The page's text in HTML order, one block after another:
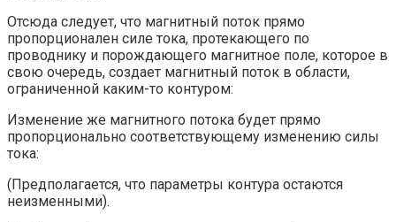
Отсюда следует, что магнитный поток прямо
пропорционален силе тока, протекающего по
проводнику и порождающего магнитное поле, которое в
свою очередь, создает магнитный поток в области,
ограниченной каким-то контуром:
Изменение же магнитного потока будет прямо
пропорционально соответствующему изменению силы
тока:
(Предполагается, что параметры контура остаются
неизменными).